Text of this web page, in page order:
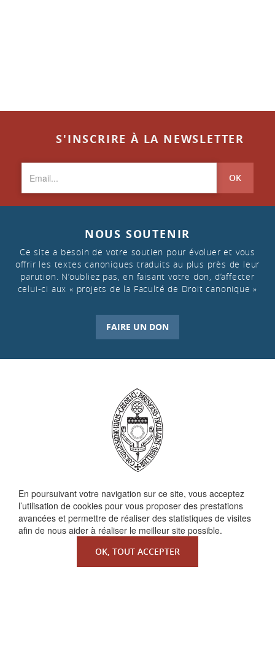
En poursuivant votre navigation sur ce site, vous acceptez
l’utilisation de cookies pour vous proposer des prestations
avancées et permettre de réaliser des statistiques de visites
afin de nous aider à réaliser le meilleur site possible.
OK, TOUT ACCEPTER
S'INSCRIRE À LA NEWSLETTER
OK
NOUS SOUTENIR
Ce site a besoin de votre soutien pour évoluer et vous
offrir les textes canoniques traduits au plus près de leur
parution. N’oubliez pas, en faisant votre don, d’affecter
celui-ci aux « projets de la Faculté de Droit canonique »
FAIRE UN DON
QUI SOMMES-NOUS ?
La Faculté de Droit canonique
Partenaires / mécènes